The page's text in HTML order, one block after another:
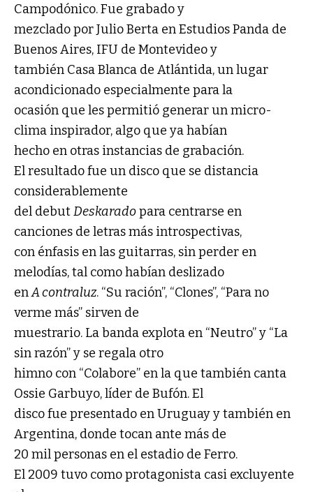
Campodónico. Fue grabado y
mezclado por Julio Berta en Estudios Panda de
Buenos Aires, IFU de Montevideo y
también Casa Blanca de Atlántida, un lugar
acondicionado especialmente para la
ocasión que les permitió generar un micro-
clima inspirador, algo que ya habían
hecho en otras instancias de grabación.
El resultado fue un disco que se distancia
considerablemente
del debutDeskaradopara centrarse en
canciones de letras más introspectivas,
con énfasis en las guitarras, sin perder en
melodías, tal como habían deslizado
enA contraluz. “Su ración”, “Clones”, “Para no
verme más” sirven de
muestrario. La banda explota en “Neutro” y “La
sin razón” y se regala otro
himno con “Colabore” en la que también canta
Ossie Garbuyo, líder de Bufón. El
disco fue presentado en Uruguay y también en
Argentina, donde tocan ante más de
20 mil personas en el estadio de Ferro.
El 2009 tuvo como protagonista casi excluyente